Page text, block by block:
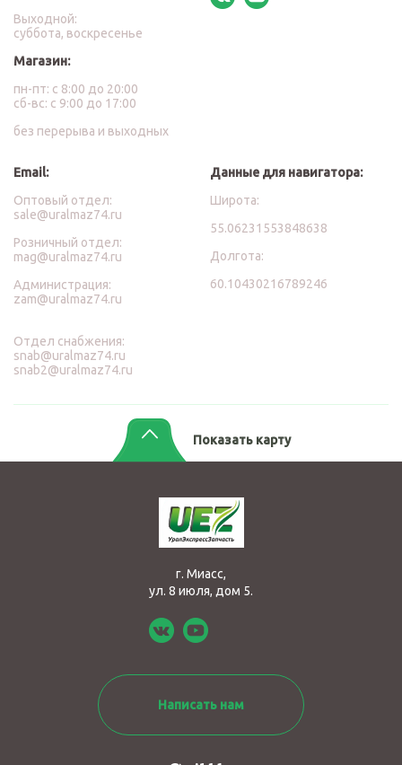
Выходной:
суббота, воскресенье
Магазин:
пн-пт: с 8:00 до 20:00
сб-вс: с 9:00 до 17:00
без перерыва и выходных
Email:
Оптовый отдел:
sale@uralmaz74.ru
Розничный отдел:
mag@uralmaz74.ru
Администрация:
zam@uralmaz74.ru
Отдел снабжения:
snab@uralmaz74.ru
snab2@uralmaz74.ru
Данные для навигатора:
Широта:
55.06231553848638
Долгота:
60.10430216789246
Показать карту
г. Миасс,
ул. 8 июля, дом 5.
Написать нам